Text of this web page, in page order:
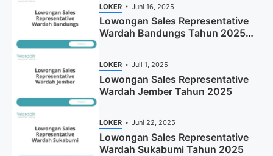
LOKER Juni 16, 2025
Lowongan Sales Representative
Wardah Bandungs Tahun 2025
LOKER Juli 1, 2025
Lowongan Sales Representative
Wardah Jember Tahun 2025
LOKER Juni 22, 2025
Lowongan Sales Representative
Wardah Sukabumi Tahun 2025